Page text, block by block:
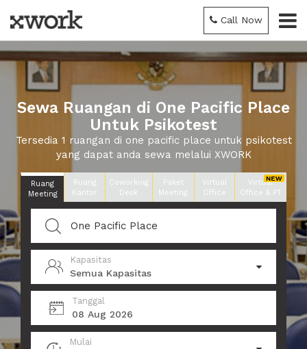
Call Now
Sewa Ruangan di One Pacific Place
Untuk Psikotest
Tersedia 1 ruangan di one pacific place untuk psikotest
yang dapat anda sewa melalui XWORK
Ruang
Meeting
Ruang
Kantor
Coworking
Desk
Paket
Meeting
Virtual
Office
Virtual
Office & PT
Kapasitas
Semua Kapasitas
Tanggal
08 Aug 2026
Mulai